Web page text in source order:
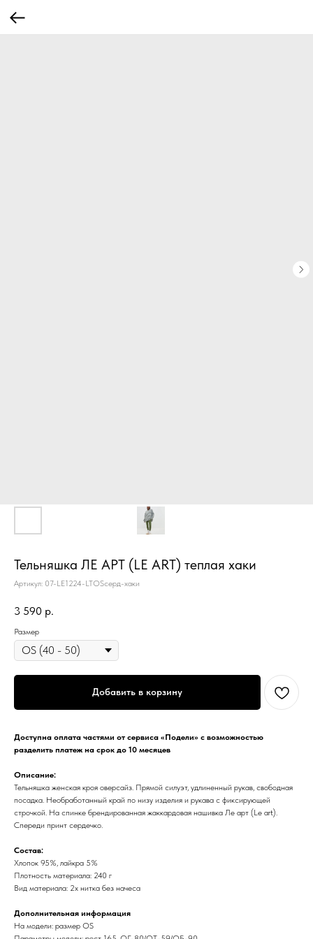
Тельняшка ЛЕ АРТ (LE ART) теплая хаки
Артикул: 07-LE1224-LTOSсерд-хаки
3 590 р.
Размер
Добавить в корзину
Доступна оплата частями от сервиса «Подели» с возможностью
разделить платеж на срок до 10 месяцев
Описание:
Тельняшка женская кроя оверсайз. Прямой силуэт, удлиненный рукав, свободная
посадка. Необработанный край по низу изделия и рукава с фиксирующей
строчкой. На спинке брендированная жаккардовая нашивка Ле арт (Le art).
Спереди принт сердечко.
Состав:
Хлопок 95%, лайкра 5%
Плотность материала: 240 г
Вид материала: 2х нитка без начеса
Дополнительная информация
На модели: размер OS